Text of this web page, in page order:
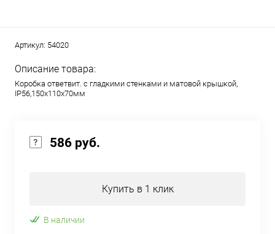
Артикул: 54020
Описание товара:
Коробка ответвит. с гладкими стенками и матовой крышкой,
IP56,150х110х70мм
586 руб.
Купить в 1 клик
В наличии